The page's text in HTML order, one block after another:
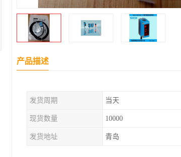
产品描述
发货周期 当天
现货数量 10000
发货地址 青岛